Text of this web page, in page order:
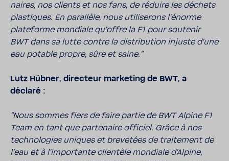
naires, nos clients et nos fans, de réduire les déchets
plas­tiques. En paral­lèle, nous utili­se­rons l'énorme
plate­forme mondiale qu'offre la F1 pour soutenir
BWT dans sa lutte contre la distri­bu­tion injuste d'une
eau potable propre, sûre et saine."
Lutz Hübner, direc­teur marke­ting de BWT, a
déclaré :
"Nous sommes fiers de faire partie de BWT Alpine F1
Team en tant que parte­naire offi­ciel. Grâce à nos
tech­no­lo­gies uniques et breve­tées de trai­te­ment de
l'eau et à l'im­por­tante clien­tèle mondiale d'Al­pine,